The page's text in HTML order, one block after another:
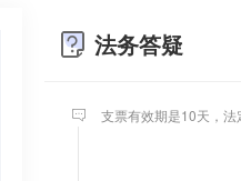
法务答疑
支票有效期